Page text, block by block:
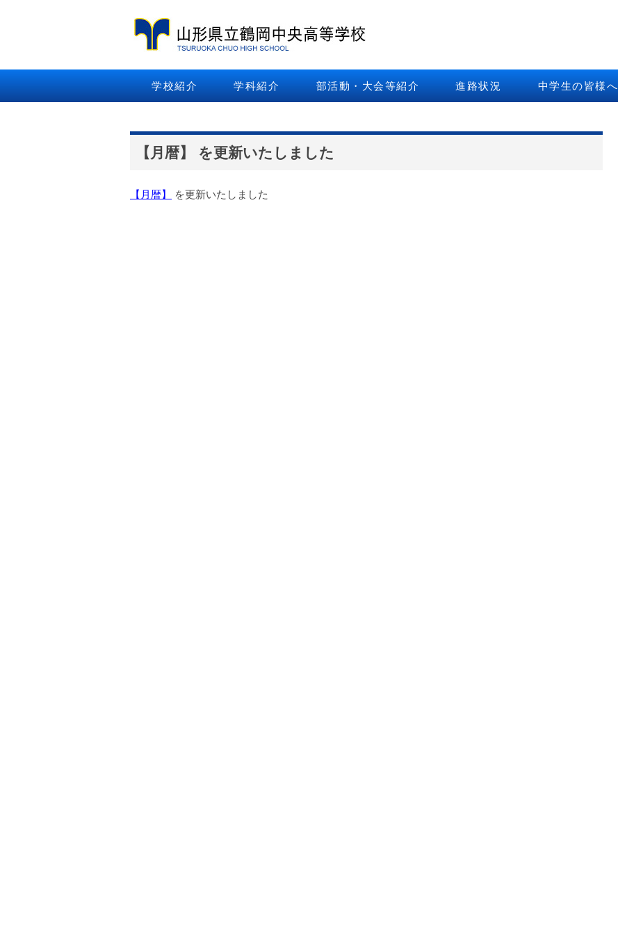
学校紹介 学科紹介 部活動・大会等紹介 進路状況 中学生の皆様へ
【月暦】 を更新いたしました
【月暦】 を更新いたしました